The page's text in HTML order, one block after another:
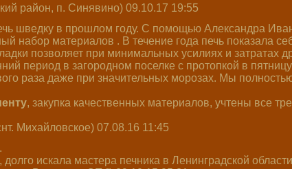
район, п. Синявино) 09.10.17 19:55
шведку в прошлом году. С помощью Александра
набор материалов . В течение года печь показала
позволяет при минимальных усилиях и затратах
период в загородном поселке с протопкой в
раза даже при значительных морозах. Мы
, закупка качественных материалов, учтены все
Михайловское) 07.08.16 11:45
искала мастера печника в Ленинградской